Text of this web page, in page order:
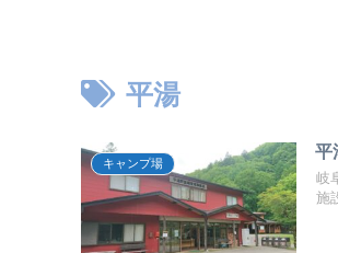
平湯
キャンプ場
平
岐
施